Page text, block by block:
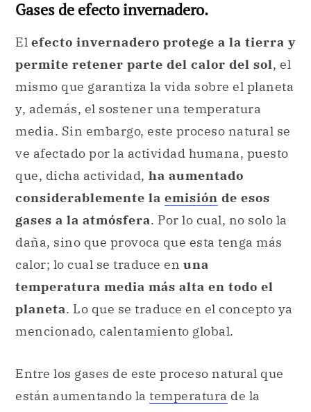
Gases de efecto invernadero.
El efecto invernadero protege a la tierra y
permite retener parte del calor del sol, el
mismo que garantiza la vida sobre el planeta
y, además, el sostener una temperatura
media. Sin embargo, este proceso natural se
ve afectado por la actividad humana, puesto
que, dicha actividad, ha aumentado
considerablemente la emisión de esos
gases a la atmósfera. Por lo cual, no solo la
daña, sino que provoca que esta tenga más
calor; lo cual se traduce en una
temperatura media más alta en todo el
planeta. Lo que se traduce en el concepto ya
mencionado, calentamiento global.
Entre los gases de este proceso natural que
están aumentando la temperatura de la